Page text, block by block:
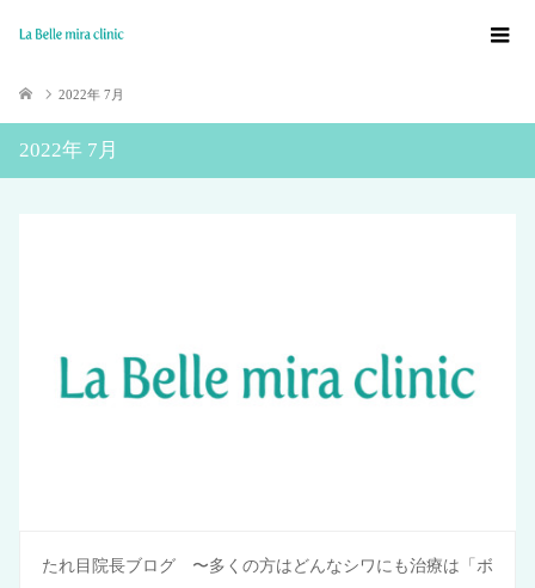
2022年 7月
2022年 7月
たれ目院長ブログ 〜多くの方はどんなシワにも治療は「ボ